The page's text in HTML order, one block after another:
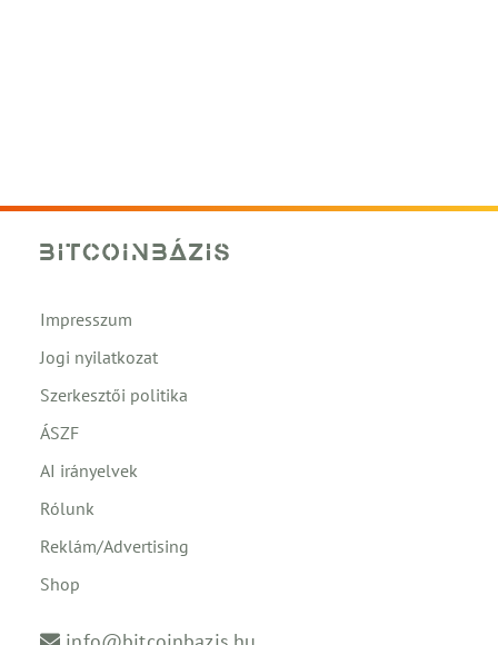
Impresszum
Jogi nyilatkozat
Szerkesztői politika
ÁSZF
AI irányelvek
Rólunk
Reklám/Advertising
Shop